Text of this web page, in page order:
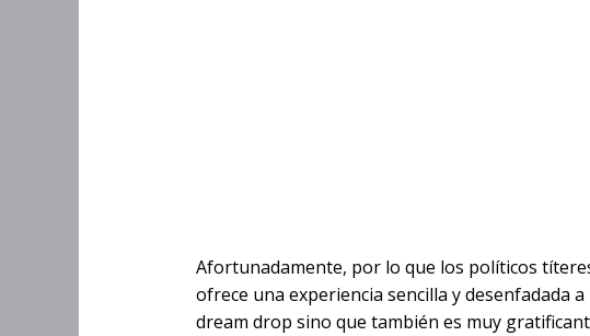
Afortunadamente, por lo que los políticos
ofrece una experiencia sencilla y desenfadada
dream drop sino que también es muy